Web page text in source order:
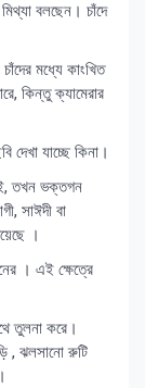
বলছেন। চাঁদে
মধ্যে কাংখিত
কিন্তু ক্যামেরার
দেখা যাচ্ছে কিনা।
তখন ভক্তগন
সাঈদী বা
।
। এই ক্ষেত্রে
তুলনা করে।
, ঝলসানো রুটি